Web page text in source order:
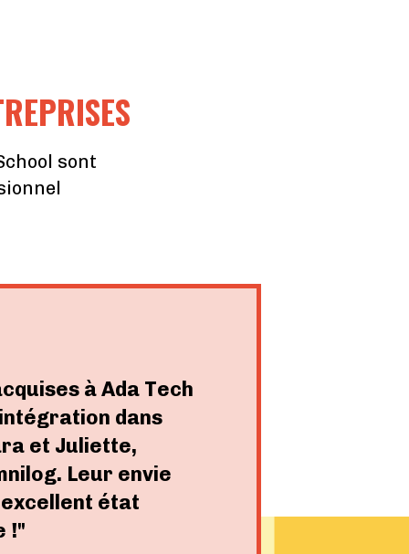
sont
à Ada Tech
dans
et Juliette,
Leur envie
état
!"